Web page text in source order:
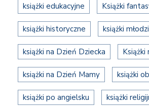
książki edukacyjne Książki
książki historyczne książki
książki na Dzień Dziecka
książki na Dzień Mamy książki
książki po angielsku książki